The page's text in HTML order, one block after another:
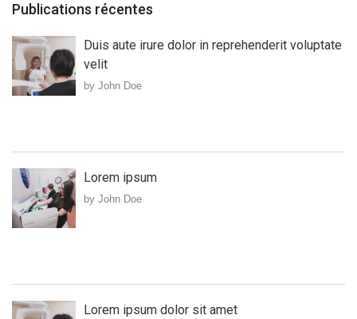
Publications récentes
Duis aute irure dolor in reprehenderit voluptate
velit
by John Doe
Lorem ipsum
by John Doe
Lorem ipsum dolor sit amet